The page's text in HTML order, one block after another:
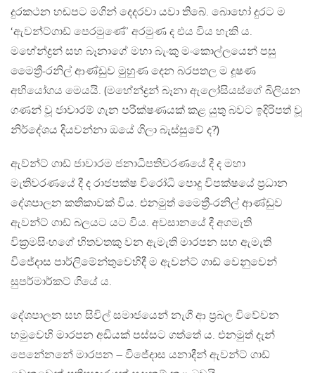
දුරකථන හඬපට මගින් දෙදරවා යවා තිබේ. බොහෝ දුරට ම
‘ඇවන්ට්ගාඩ් පෙරමු‍ණේ’ අරමුණ ද එය විය හැකි ය.
මහේන්ද්‍රන් සහ බෑනාගේ මහා බැංකු මංකොල්ලයෙන් පසු
මෛත්‍රී-රනිල් ආණ්ඩුව මුහුණ දෙන බරපතල ම දූෂණ
අභියෝගය මෙයයි. (මහේන්ද්‍රන් බෑනා ඇලෝසියස්ගේ බිලියන
ගණන් වූ ජාවාරම් ගැන පරීක්ෂණයක් කළ යුතු බවට ඉදිරිපත් වූ
නිර්දේශය දියවන්නා ඔයේ ගිලා බැස්සුවේ ද?)
ඇව්න්ට් ගාඩ් ජාවාරම ජනාධිපතිවරණයේ දී ද මහා
මැතිවරණයේ දී ද රාජපක්ෂ විරෝධී පොදු විපක්ෂයේ ප්‍රධාන
දේශපාලන කතිකාවක් විය. එනමුත් මෛත්‍රී-රනිල් ආණ්ඩුව
ඇවන්ට් ගාඩ් බලයට යට විය. අවසානයේ දී අගමැති
වික්‍රමසිංහගේ හිතවතකු වන ඇමැති මාරපන සහ ඇමැති
විජේදාස පාර්ලිමේන්තුවෙහිදී ම ඇවන්ට් ගාඩ් වෙනුවෙන්
සුපර්මාර්කට් ගියේ ය.
දේශපාලන සහ සිවිල් සමාජයෙන් නැගී ආ ප්‍රබල විවේචන
හමුවෙහි මාරපන අඩියක් පස්සට ගත්තේ ය. එනමුත් දැන්
පෙනේනනේ මාරපන – විජේදාස යනාදීන් ඇවන්ට් ගාඩ්